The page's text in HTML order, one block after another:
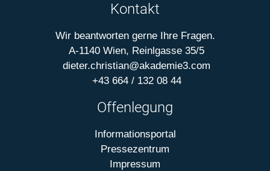
Kontakt
Wir beantworten gerne Ihre Fragen.
A-1140 Wien, Reinlgasse 35/5
dieter.christian@akademie3.com
+43 664 / 132 08 44
Offenlegung
Informationsportal
Pressezentrum
Impressum